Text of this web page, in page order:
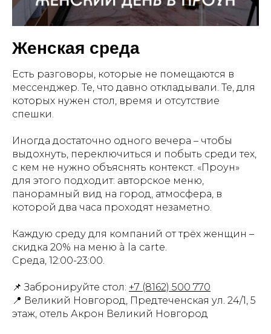
Женская среда
Есть разговоры, которые не помещаются в
мессенджер. Те, что давно откладывали. Те, для
которых нужен стол, время и отсутствие
спешки.
Иногда достаточно одного вечера – чтобы
выдохнуть, переключиться и побыть среди тех,
с кем не нужно объяснять контекст. «Проун»
для этого подходит: авторское меню,
панорамный вид на город, атмосфера, в
которой два часа проходят незаметно.
Каждую среду для компаний от трёх женщин –
скидка 20% на меню à la carte.
Среда, 12:00-23:00.
📌 Забронируйте стол: +7 (8162) 500 770
📍 Великий Новгород, Предтеченская ул. 24/1, 5
этаж, отель Акрон Великий Новгород